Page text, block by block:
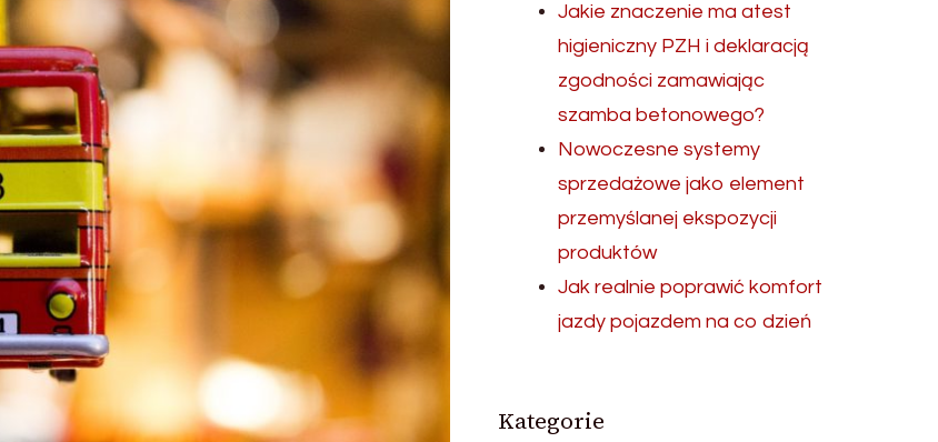
Jakie znaczenie ma atest
higieniczny PZH i deklaracją
zgodności zamawiając
szamba betonowego?
Nowoczesne systemy
sprzedażowe jako element
przemyślanej ekspozycji
produktów
Jak realnie poprawić komfort
jazdy pojazdem na co dzień
Kategorie